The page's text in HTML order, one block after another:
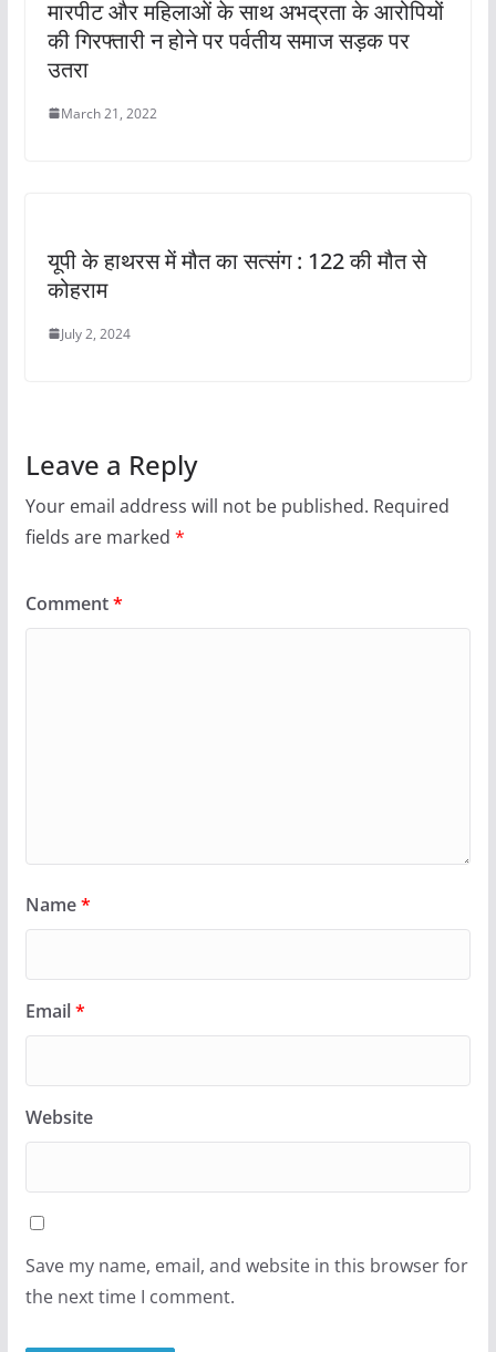
मारपीट और महिलाओं के साथ अभद्रता के आरोपियों
की गिरफ्तारी न होने पर पर्वतीय समाज सड़क पर
उतरा
March 21, 2022
यूपी के हाथरस में मौत का सत्संग : 122 की मौत से
कोहराम
July 2, 2024
Leave a Reply
Your email address will not be published. Required
fields are marked *
Comment*
Name*
Email*
Website
Save my name, email, and website in this browser for
the next time I comment.